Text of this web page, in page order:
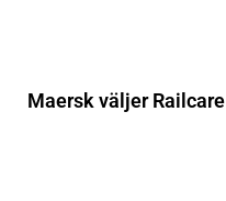
Maersk väljer Railcare